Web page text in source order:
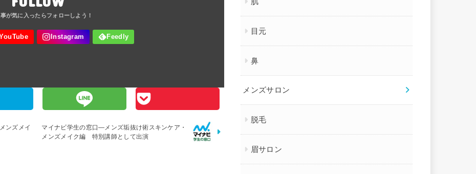
ンズメイ
マイナビ学生の窓口―メンズ垢抜け術スキンケア・
メンズメイク編 特別講師として出演
目元
鼻
メンズサロン
脱毛
眉サロン